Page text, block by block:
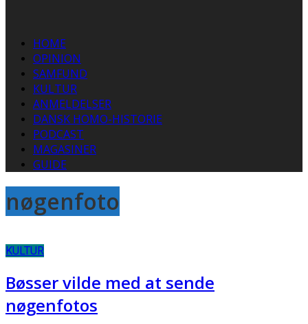
HOME
OPINION
SAMFUND
KULTUR
ANMELDELSER
DANSK HOMO-HISTORIE
PODCAST
MAGASINER
GUIDE
nøgenfoto
KULTUR
Bøsser vilde med at sende
nøgenfotos